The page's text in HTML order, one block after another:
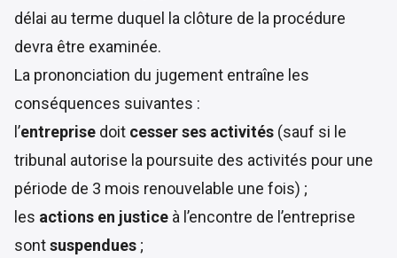
délai au terme duquel la clôture de la procédure
devra être examinée.
La prononciation du jugement entraîne les
conséquences suivantes :
l’entreprise doit cesser ses activités (sauf si le
tribunal autorise la poursuite des activités pour une
période de 3 mois renouvelable une fois) ;
les actions en justice à l’encontre de l’entreprise
sontsuspendues ;